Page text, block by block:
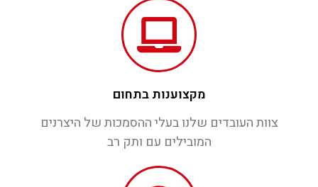
מקצוענות בתחום
צוות העובדים שלנו בעלי ההסמכות של היצרנים
המובילים עם ותק רב